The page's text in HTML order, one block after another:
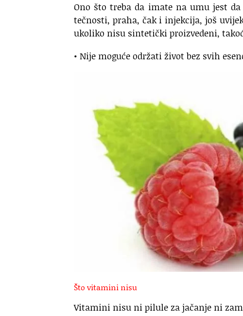
Ono što treba da imate na umu jest
tečnosti, praha, čak i injekcija, još
ukoliko nisu sintetički proizvedeni,
• Nije moguće održati život bez svih
Što vitamini nisu
Vitamini nisu ni pilule za jačanje ni